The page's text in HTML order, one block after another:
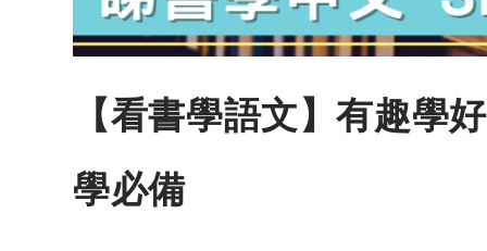
【看書學語文】有趣學
學必備